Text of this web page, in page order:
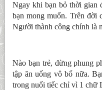
Ngay khi bạn bỏ thời gian
bạn mong muốn. Trên đời
Người thành công chính là
Nào bạn trẻ, đừng phung
tập ăn uống vô bổ nữa.
trong nuối tiếc chỉ vì 1 chữ